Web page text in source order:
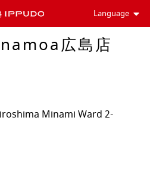
Language
広島店
Minami Ward 2-